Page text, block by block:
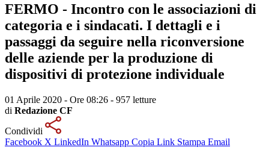
FERMO - Incontro con le associazioni di
categoria e i sindacati. I dettagli e i
passaggi da seguire nella riconversione
delle aziende per la produzione di
dispositivi di protezione individuale
01 Aprile 2020 - Ore 08:26 - 957 letture
di Redazione CF
Condividi
Facebook X LinkedIn Whatsapp Copia Link Stampa Email